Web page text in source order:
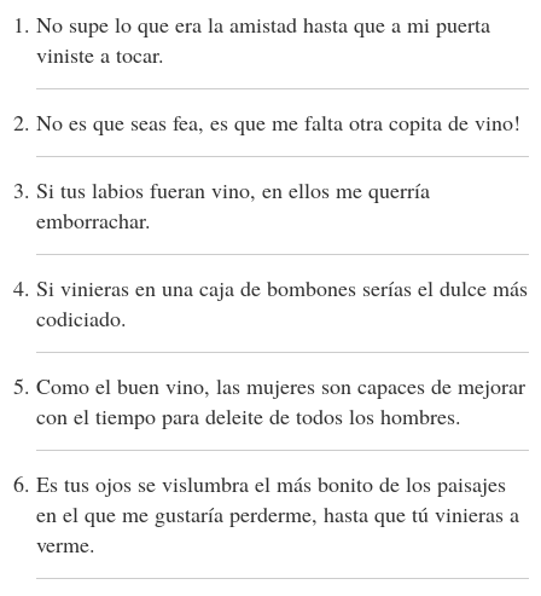
No supe lo que era la amistad hasta que a mi puerta
viniste a tocar.
No es que seas fea, es que me falta otra copita de vino!
Si tus labios fueran vino, en ellos me querría
emborrachar.
Si vinieras en una caja de bombones serías el dulce más
codiciado.
Como el buen vino, las mujeres son capaces de mejorar
con el tiempo para deleite de todos los hombres.
Es tus ojos se vislumbra el más bonito de los paisajes
en el que me gustaría perderme, hasta que tú vinieras a
verme.